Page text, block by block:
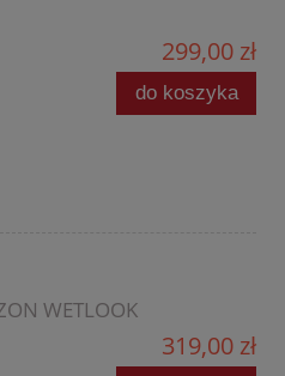
299,00 zł
do koszyka
WETLOOK
319,00 zł